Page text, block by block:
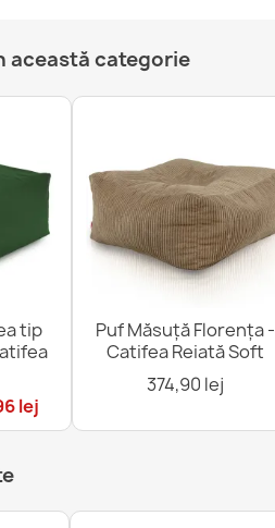
această categorie
tip
lej
Puf Măsuță Florența -
Catifea Reiată Soft
374,90 lej